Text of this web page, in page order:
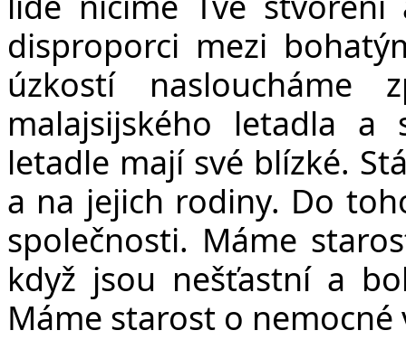
disproporci mezi
úzkostí nasloucháme
malajsijského letadla
letadle mají své blízké.
a na jejich rodiny. Do
společnosti. Máme
když jsou nešťastní a
Máme starost o